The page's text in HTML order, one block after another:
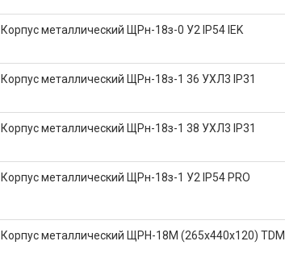
Корпус металлический ЩРн-18з-0 У2 IP54 IEK
Корпус металлический ЩРн-18з-1 36 УХЛ3 IP31
Корпус металлический ЩРн-18з-1 38 УХЛ3 IP31
Корпус металлический ЩРн-18з-1 У2 IP54 PRO
Корпус металлический ЩРН-18М (265х440х120) TDM